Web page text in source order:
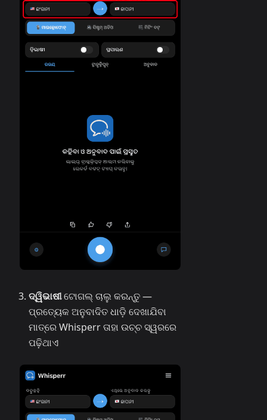
ଦ୍ୱିଭାଷୀଟୋଗଲ୍ ଚାଲୁ କରନ୍ତୁ —
ପ୍ରତ୍ୟେକ ଅନୁବାଦିତ ଧାଡ଼ି ଦେଖାଯିବା
ମାତ୍ରେ Whisperr ତାହା ଉଚ୍ଚ ସ୍ୱରରେ
ପଢ଼ିଥାଏ